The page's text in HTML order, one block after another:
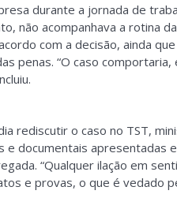
durante a jornada de
não acompanhava a rotina
com a decisão, ainda
penas. “O caso
rediscutir o caso no TST,
documentais apresentadas
“Qualquer ilação em
e provas, o que é vedado